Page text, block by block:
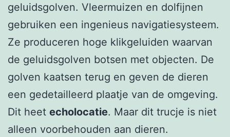
geluidsgolven. Vleermuizen en dolfijnen
gebruiken een ingenieus navigatiesysteem.
Ze produceren hoge klikgeluiden waarvan
de geluidsgolven botsen met objecten. De
golven kaatsen terug en geven de dieren
een gedetailleerd plaatje van de omgeving.
Dit heet echolocatie. Maar dit trucje is niet
alleen voorbehouden aan dieren.